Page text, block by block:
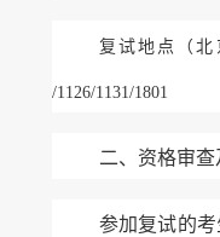
复试地点（北
/1126/1131/1801
二、资格审
参加复试的考